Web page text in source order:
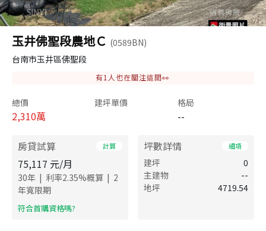
玉井佛聖段農地Ｃ (0589BN)
台南市玉井區佛聖段
有1 人也在關注這間👀
總價
2,310萬
建坪單價 格局
--
房貸試算 計算
75,117 元/月
30年 | 利率2.35%概算 | 2
年寬限期
​符合首購資格嗎?
坪數詳情 細項
建坪
0
主建物
--
地坪
4719.54